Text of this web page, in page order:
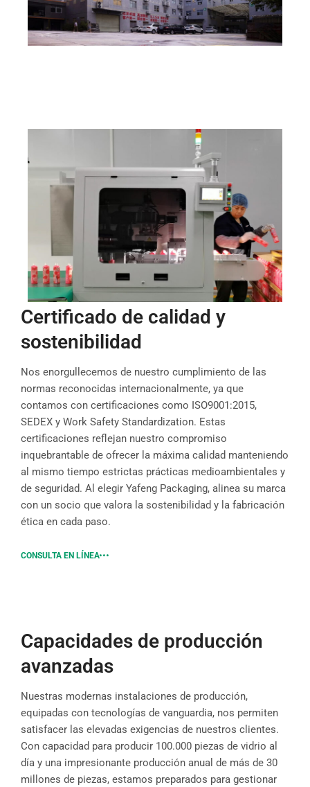
Certificado de calidad y
sostenibilidad
Nos enorgullecemos de nuestro cumplimiento de las
normas reconocidas internacionalmente, ya que
contamos con certificaciones como ISO9001:2015,
SEDEX y Work Safety Standardization. Estas
certificaciones reflejan nuestro compromiso
inquebrantable de ofrecer la máxima calidad manteniendo
al mismo tiempo estrictas prácticas medioambientales y
de seguridad. Al elegir Yafeng Packaging, alinea su marca
con un socio que valora la sostenibilidad y la fabricación
ética en cada paso.
CONSULTA EN LÍNEA
Capacidades de producción
avanzadas
Nuestras modernas instalaciones de producción,
equipadas con tecnologías de vanguardia, nos permiten
satisfacer las elevadas exigencias de nuestros clientes.
Con capacidad para producir 100.000 piezas de vidrio al
día y una impresionante producción anual de más de 30
millones de piezas, estamos preparados para gestionar